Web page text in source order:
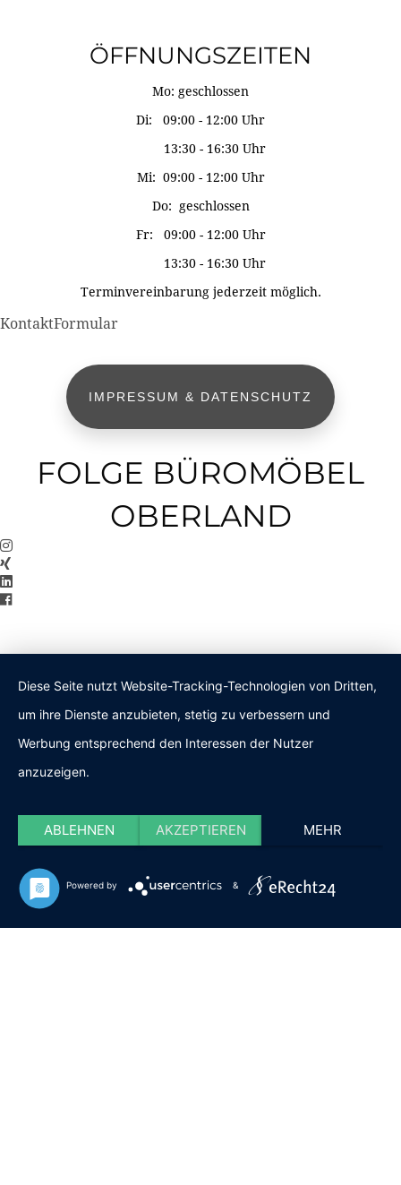
ÖFFNUNGSZEITEN
Mo: geschlossen
Di: 09:00 - 12:00 Uhr
13:30 - 16:30 Uhr
Mi: 09:00 - 12:00 Uhr
Do: geschlossen
Fr: 09:00 - 12:00 Uhr
13:30 - 16:30 Uhr
Terminvereinbarung jederzeit möglich.
KontaktFormular
IMPRESSUM & DATENSCHUTZ
FOLGE BÜROMÖBEL
OBERLAND
Diese Seite nutzt Website-Tracking-Technologien von Dritten,
um ihre Dienste anzubieten, stetig zu verbessern und
Werbung entsprechend den Interessen der Nutzer
anzuzeigen.
ABLEHNEN AKZEPTIEREN MEHR
Powered by &